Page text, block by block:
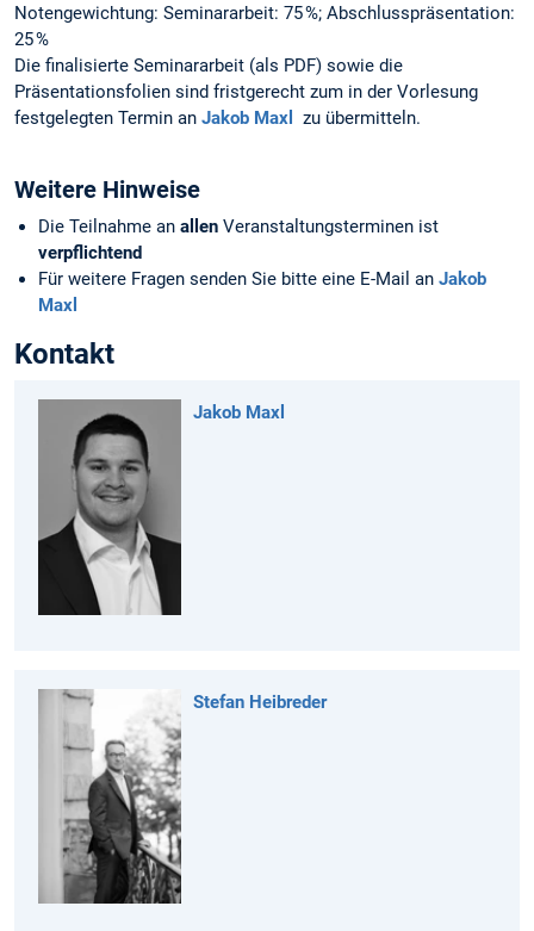
Notengewichtung: Seminararbeit: 75 %; Abschlusspräsentation:
25 %
Die finalisierte Seminararbeit (als PDF) sowie die
Präsentationsfolien sind fristgerecht zum in der Vorlesung
festgelegten Termin an Jakob Maxl zu übermitteln.
Weitere Hinweise
Die Teilnahme an allen Veranstaltungsterminen ist
verpflichtend
Für weitere Fragen senden Sie bitte eine E-Mail an Jakob
Maxl
Kontakt
Jakob Maxl
Stefan Heibreder